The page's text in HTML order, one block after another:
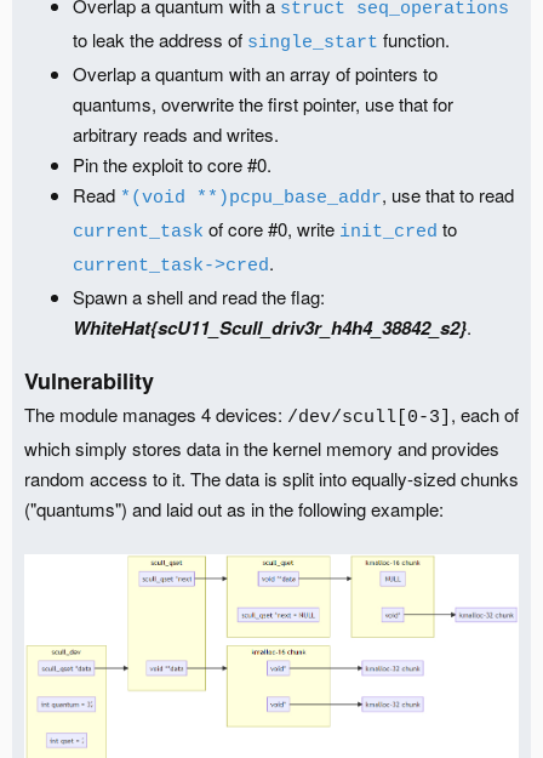
struct seq_operations
to leak the address of single_start function.
Overlap a quantum with an array of pointers to
quantums, overwrite the first pointer, use that for
arbitrary reads and writes.
Pin the exploit to core #0.
Read *(void **)pcpu_base_addr, use that to read
current_task of core #0, write init_cred to
current_task->cred.
Spawn a shell and read the flag:
WhiteHat{scU11_Scull_driv3r_h4h4_38842_s2}.
Vulnerability
The module manages 4 devices: /dev/scull[0-3] , each of
which simply stores data in the kernel memory and provides
random access to it. The data is split into equally-sized chunks
("quantums") and laid out as in the following example: